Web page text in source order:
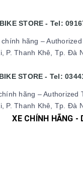
STORE - Tel:
hãng –
P. Thanh Khê, Tp. Đà
STORE - Tel:
hãng – Authorized
P. Thanh Khê, Tp. Đà
XE CHÍNH HÃNG -